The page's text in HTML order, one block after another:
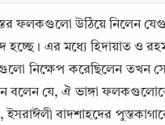
ফলকগুলো উঠিয়ে নিলেন
হচ্ছে। এর মধ্যে হিদায়াত ও
নিক্ষেপ করেছিলেন তখন
বলেন যে, ঐ ভাঙ্গা
বাদশাহদের